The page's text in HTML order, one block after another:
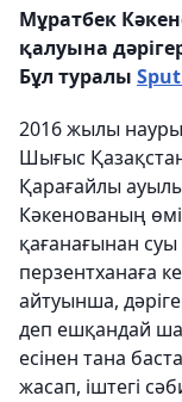
Мұратбек
қалуына
Бұл туралы
2016 жылы
Шығыс
Қарағайлы
Кәкенованың
қағанағынан
перзентханаға
айтуынша,
деп ешқандай
есінен тана
жасап, іштегі